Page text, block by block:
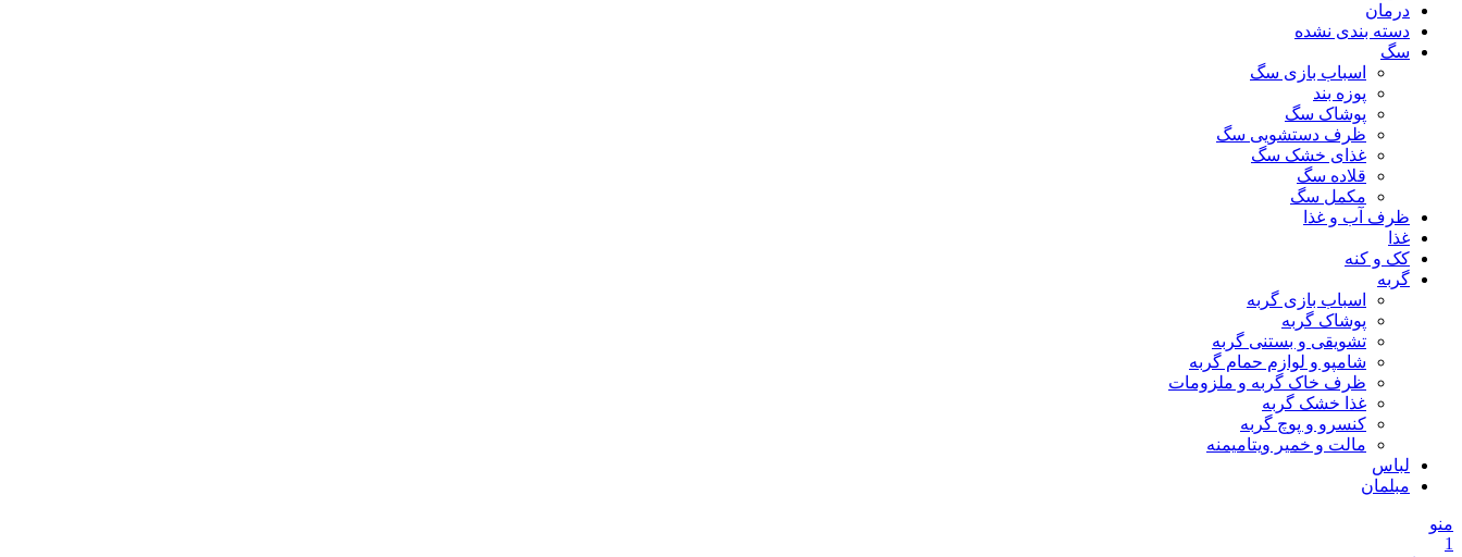
درمان
دسته بندی نشده
سگ
اسباب بازی سگ
پوزه بند
پوشاک سگ
ظرف دستشویی سگ
غذای خشک سگ
قلاده سگ
مکمل سگ
ظرف آب و غذا
غذا
کک و کنه
گربه
اسباب بازی گربه
پوشاک گربه
تشویقی و بستنی گربه
شامپو و لوازم حمام گربه
ظرف خاک گربه و ملزومات
غذا خشک گربه
کنسرو و پوچ گربه
مالت و خمیر ویتامیمنه
لباس
مبلمان
منو
1